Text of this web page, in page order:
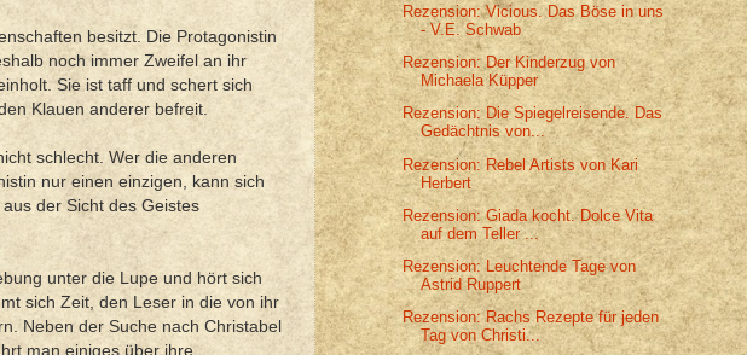
besitzt. Die Protagonistin
noch immer Zweifel an ihr
Sie ist taff und schert sich
Klauen anderer befreit.
schlecht. Wer die anderen
nur einen einzigen, kann sich
der Sicht des Geistes
unter die Lupe und hört sich
sich Zeit, den Leser in die von ihr
Neben der Suche nach Christabel
man einiges über ihre
Rezension: Vicious. Das Böse in uns
- V.E. Schwab
Rezension: Der Kinderzug von
Michaela Küpper
Rezension: Die Spiegelreisende. Das
Gedächtnis von...
Rezension: Rebel Artists von Kari
Herbert
Rezension: Giada kocht. Dolce Vita
auf dem Teller ...
Rezension: Leuchtende Tage von
Astrid Ruppert
Rezension: Rachs Rezepte für jeden
Tag von Christi...